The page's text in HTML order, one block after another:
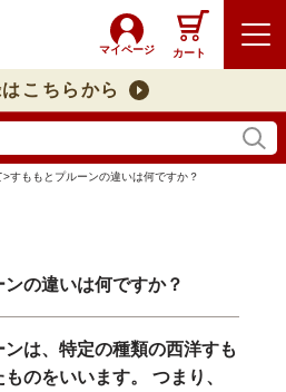
マイページ カート
こちらから
>すももとプルーンの違いは何ですか？
の違いは何ですか？
は、特定の種類の西洋すも
のをいいます。 つまり、